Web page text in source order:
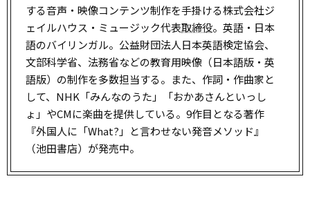
する音声・映像コンテンツ制作を手掛ける株式会社ジ
ェイルハウス・ミュージック代表取締役。英語・日本
語のバイリンガル。公益財団法人日本英語検定協会、
文部科学省、法務省などの教育用映像（日本語版・英
語版）の制作を多数担当する。また、作詞・作曲家と
して、NHK「みんなのうた」「おかあさんといっし
ょ」やCMに楽曲を提供している。9作目となる著作
『外国人に「What?」と言わせない発音メソッド』
（池田書店）が発売中。